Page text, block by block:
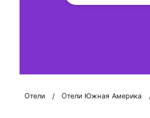
Oтели Oтели Южная Америка